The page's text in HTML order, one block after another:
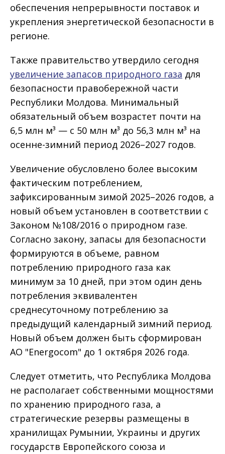
обеспечения непрерывности поставок и
укрепления энергетической безопасности в
регионе.
Также правительство утвердило сегодня
увеличение запасов природного газа для
безопасности правобережной части
Республики Молдова. Минимальный
обязательный объем возрастет почти на
6,5 млн м³ — с 50 млн м³ до 56,3 млн м³ на
осенне-зимний период 2026–2027 годов.
Увеличение обусловлено более высоким
фактическим потреблением,
зафиксированным зимой 2025–2026 годов, а
новый объем установлен в соответствии с
Законом №108/2016 о природном газе.
Согласно закону, запасы для безопасности
формируются в объеме, равном
потреблению природного газа как
минимум за 10 дней, при этом один день
потребления эквивалентен
среднесуточному потреблению за
предыдущий календарный зимний период.
Новый объем должен быть сформирован
АО "Energocom" до 1 октября 2026 года.
Следует отметить, что Республика Молдова
не располагает собственными мощностями
по хранению природного газа, а
стратегические резервы размещены в
хранилищах Румынии, Украины и других
государств Европейского союза и